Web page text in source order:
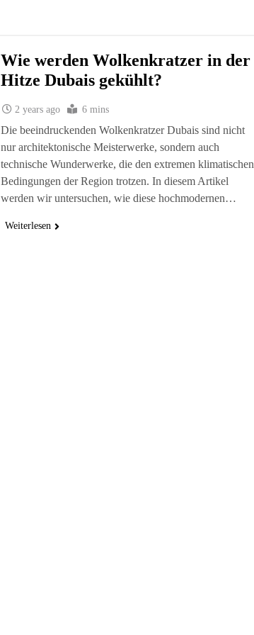
Wie werden Wolkenkratzer in der
Hitze Dubais gekühlt?
2 years ago 6 mins
Die beeindruckenden Wolkenkratzer Dubais sind nicht
nur architektonische Meisterwerke, sondern auch
technische Wunderwerke, die den extremen klimatischen
Bedingungen der Region trotzen. In diesem Artikel
werden wir untersuchen, wie diese hochmodernen…
Weiterlesen